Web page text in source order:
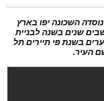
שווה
לאייפון
7
פרו
החדש
השכונה יפו בארץ
שנים בשנה לבניית
בשנת פי תיירים תל
העיר.